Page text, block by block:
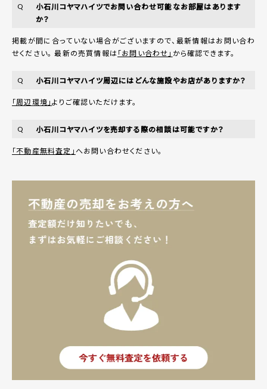
Q
小石川コヤマハイツでお問い合わせ可能なお部屋はあります
か？
掲載が間に合っていない場合がございますので、最新情報はお問い合わ
せください。 最新の売買情報は「お問い合わせ」 から確認できます。
Q 小石川コヤマハイツ周辺にはどんな施設やお店がありますか？
「周辺環境」よりご確認いただけます。
Q 小石川コヤマハイツを売却する際の相談は可能ですか？
「不動産無料査定」へお問い合わせください。